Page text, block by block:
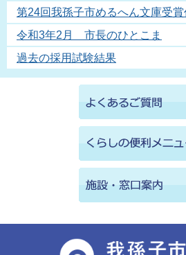
第24回我孫子市めるへん文庫受賞
令和3年2月 市長のひとこま
過去の採用試験結果